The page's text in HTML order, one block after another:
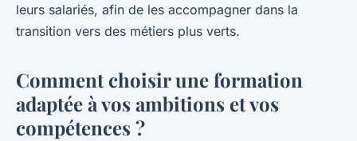
leurs salariés, afin de les accompagner dans la
transition vers des métiers plus verts.
Comment choisir une formation
adaptée à vos ambitions et vos
compétences ?